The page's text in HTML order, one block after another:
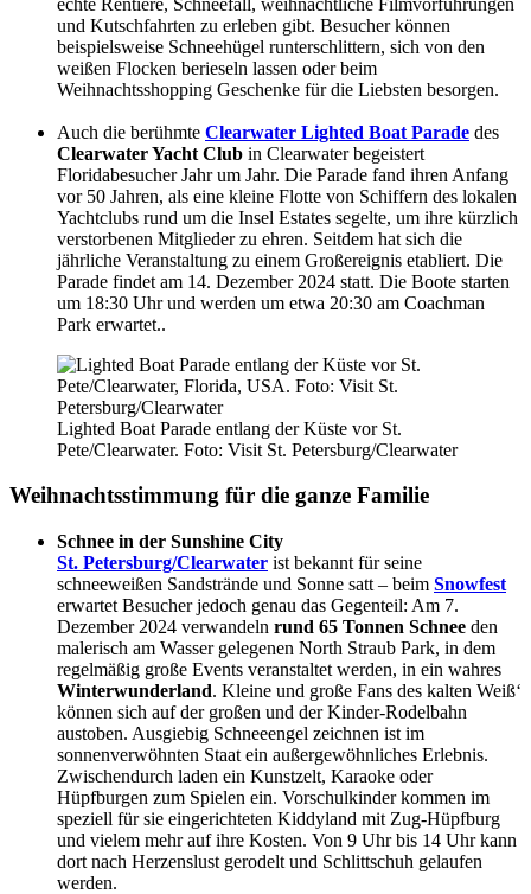
und Kutschfahrten zu erleben gibt. Besucher können
beispielsweise Schneehügel runterschlittern, sich von den
weißen Flocken berieseln lassen oder beim
Weihnachtsshopping Geschenke für die Liebsten besorgen.
Auch die berühmte Clearwater Lighted Boat Parade des
Clearwater Yacht Club in Clearwater begeistert
Floridabesucher Jahr um Jahr. Die Parade fand ihren Anfang
vor 50 Jahren, als eine kleine Flotte von Schiffern des lokalen
Yachtclubs rund um die Insel Estates segelte, um ihre kürzlich
verstorbenen Mitglieder zu ehren. Seitdem hat sich die
jährliche Veranstaltung zu einem Großereignis etabliert. Die
Parade findet am 14. Dezember 2024 statt. Die Boote starten
um 18:30 Uhr und werden um etwa 20:30 am Coachman
Park erwartet..
Lighted Boat Parade entlang der Küste vor St.
Pete/Clearwater. Foto: Visit St. Petersburg/Clearwater
Weihnachtsstimmung für die ganze Familie
Schnee in der Sunshine City
St. Petersburg/Clearwater ist bekannt für seine
schneeweißen Sandstrände und Sonne satt – beim Snowfest
erwartet Besucher jedoch genau das Gegenteil: Am 7.
Dezember 2024 verwandeln rund 65 Tonnen Schnee den
malerisch am Wasser gelegenen North Straub Park, in dem
regelmäßig große Events veranstaltet werden, in ein wahres
Winterwunderland. Kleine und große Fans des kalten Weiß‘
können sich auf der großen und der Kinder-Rodelbahn
austoben. Ausgiebig Schneeengel zeichnen ist im
sonnenverwöhnten Staat ein außergewöhnliches Erlebnis.
Zwischendurch laden ein Kunstzelt, Karaoke oder
Hüpfburgen zum Spielen ein. Vorschulkinder kommen im
speziell für sie eingerichteten Kiddyland mit Zug-Hüpfburg
und vielem mehr auf ihre Kosten. Von 9 Uhr bis 14 Uhr kann
dort nach Herzenslust gerodelt und Schlittschuh gelaufen
werden.